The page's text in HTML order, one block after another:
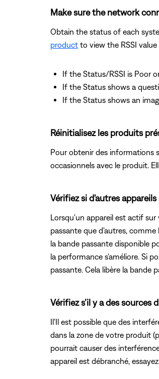
Make sure the network
Obtain the status of each
product to view the RSSI
If the Status/RSSI is Poor
If the Status shows a
If the Status shows an
Réinitialisez les produits
Pour obtenir des informations
occasionnels avec le produit.
Vérifiez si d'autres
Lorsqu'un appareil est actif
passante que d'autres, comme
la bande passante disponible
la performance s'améliore. Si
passante. Cela libère la bande
Vérifiez s’il y a des sources
Il'Il est possible que des
dans la zone de votre produit
pourrait causer des
appareil est débranché,